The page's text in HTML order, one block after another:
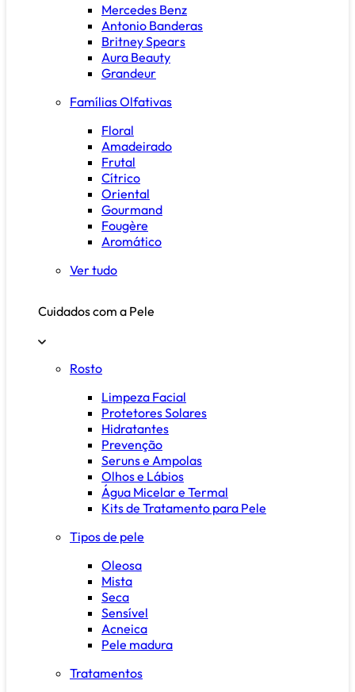
Mercedes Benz
Antonio Banderas
Britney Spears
Aura Beauty
Grandeur
Famílias Olfativas
Floral
Amadeirado
Frutal
Cítrico
Oriental
Gourmand
Fougère
Aromático
Ver tudo
Cuidados com a Pele
Rosto
Limpeza Facial
Protetores Solares
Hidratantes
Prevenção
Seruns e Ampolas
Olhos e Lábios
Água Micelar e Termal
Kits de Tratamento para Pele
Tipos de pele
Oleosa
Mista
Seca
Sensível
Acneica
Pele madura
Tratamentos